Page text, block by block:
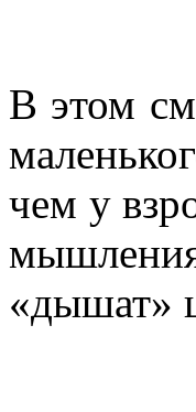
В этом
чем у
«дышат»